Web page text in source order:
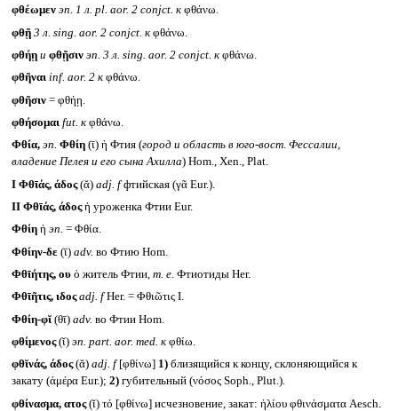
φθέωμεν эп. 1 л. pl. aor. 2 conjct. кφθάνω.
φθῇ 3 л. sing. aor. 2 conjct. кφθάνω.
φθήῃ и φθῇσιν эп. 3 л. sing. aor. 2 conjct. кφθάνω.
φθῆναι inf. aor. 2 кφθάνω.
φθῆσιν = φθήῃ.
φθήσομαι fut. кφθάνω.
Φθία, эп. Φθίη(ῑ) ἡ Фтия (город и область в юго-вост. Фессалии,
владение Пелея и его сына Ахилла) Hom., Xen., Plat.
I Φθῑάς, άδος(ᾰ) adj. fфтийская (γᾶ Eur.).
II Φθῑάς, άδοςἡ уроженка Фтии Eur.
Φθίη ἡ эп. = Φθία.
Φθίην-δε(ῑ) adv. во Фтию Hom.
Φθῑήτης, ουὁ житель Фтии,т. е. Фтиотиды Her.
Φθῑῆτις, ιδοςadj. fHer. = Φθιῶτις I.
Φθίη-φῐ (θῑ) adv. во Фтии Hom.
φθίμενος(ῐ) эп. part. aor. med. кφθίω.
φθῐνάς, άδος(ᾰ) adj. f[φθίνω] 1)близящийся к концу, склоняющийся к
закату (ἁμέρα Eur.); 2)губительный (νόσος Soph., Plut.).
φθίνασμα, ατος(ῐ) τό [φθίνω] исчезновение, закат: ἡλίου φθινάσματα Aesch.